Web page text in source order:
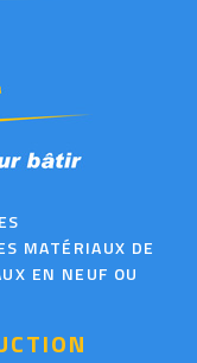
MATÉRIAUX DE
EN NEUF OU